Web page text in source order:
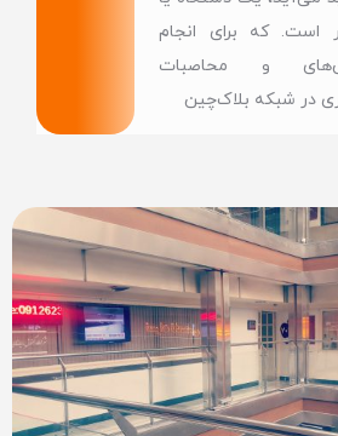
است. که برای انجام
و محاصبات
در شبکه‌ بلاک‌چین